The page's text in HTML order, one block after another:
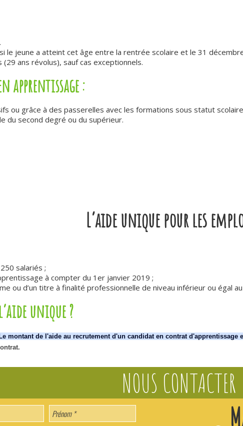
le jeune a atteint cet âge entre la rentrée scolaire et le 31
ans révolus), sauf cas exceptionnels.
apprentissage :
ou grâce à des passerelles avec les formations sous statut
du second degré ou du supérieur.
L’aide unique pour les
salariés ;
à compter du 1er janvier 2019 ;
ou d’un titre à finalité professionnelle de niveau inférieur ou égal au
unique ?
Le montant de l'aide au recrutement d'un candidat en contrat d'apprentissage